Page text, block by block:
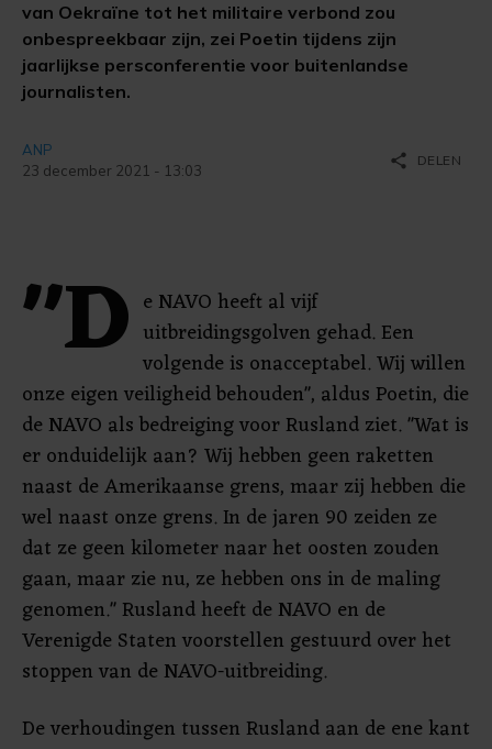
van Oekraïne tot het militaire verbond zou
onbespreekbaar zijn, zei Poetin tijdens zijn
jaarlijkse persconferentie voor buitenlandse
journalisten.
ANP
23 december 2021 - 13:03
share DELEN
"D e NAVO heeft al vijf
uitbreidingsgolven gehad. Een
volgende is onacceptabel. Wij willen
onze eigen veiligheid behouden", aldus Poetin, die
de NAVO als bedreiging voor Rusland ziet. "Wat is
er onduidelijk aan? Wij hebben geen raketten
naast de Amerikaanse grens, maar zij hebben die
wel naast onze grens. In de jaren 90 zeiden ze
dat ze geen kilometer naar het oosten zouden
gaan, maar zie nu, ze hebben ons in de maling
genomen." Rusland heeft de NAVO en de
Verenigde Staten voorstellen gestuurd over het
stoppen van de NAVO-uitbreiding.
De verhoudingen tussen Rusland aan de ene kant